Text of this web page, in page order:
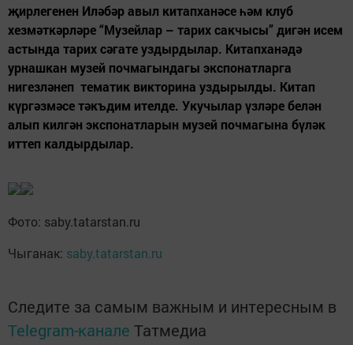
җирлегенен Иләбәр авыл китапханәсе һәм клуб
хезмәткәрләре “Музейлар – тарих сакчысы” дигән исем
астында тарих сәгате уздырдылар. Китапханәдә
урнашкан музей почмагындагы экспонатларга
нигезләнеп тематик викторина уздырылды. Китап
күргәзмәсе тәкъдим ителде. Укучылар үзләре белән
алып килгән экспонатларын музей почмагына бүләк
иттеп калдырдылар.
Фото: saby.tatarstan.ru
Чыганак: saby.tatarstan.ru
Следите за самым важным и интересным в
Telegram-канале Татмедиа